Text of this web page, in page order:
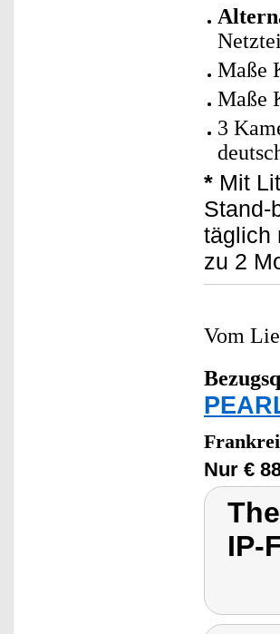
Maße
Maße
3
* Mit
Stand-
täglich
zu 2
Vom
Nur €
IP-